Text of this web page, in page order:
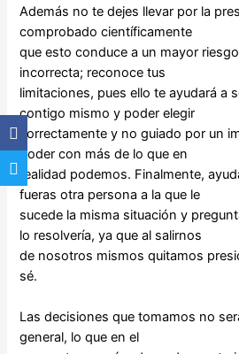
Además no te dejes llevar por la
comprobado científicamente
que esto conduce a un mayor
incorrecta; reconoce tus
limitaciones, pues ello te ayudará a
contigo mismo y poder elegir
correctamente y no guiado por un
poder con más de lo que en
realidad podemos. Finalmente,
fueras otra persona a la que le
sucede la misma situación y
lo resolvería, ya que al salirnos
de nosotros mismos quitamos
sé.
Las decisiones que tomamos no
general, lo que en el